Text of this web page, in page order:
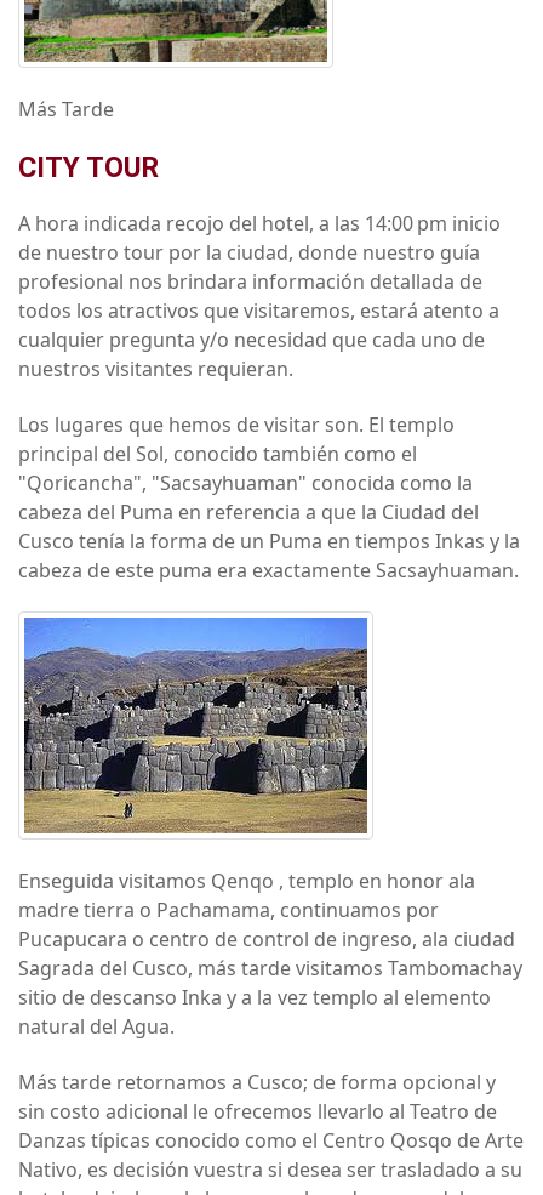
Más Tarde
CITY TOUR
A hora indicada recojo del hotel, a las 14:00 pm inicio
de nuestro tour por la ciudad, donde nuestro guía
profesional nos brindara información detallada de
todos los atractivos que visitaremos, estará atento a
cualquier pregunta y/o necesidad que cada uno de
nuestros visitantes requieran.
Los lugares que hemos de visitar son. El templo
principal del Sol, conocido también como el
"Qoricancha", "Sacsayhuaman" conocida como la
cabeza del Puma en referencia a que la Ciudad del
Cusco tenía la forma de un Puma en tiempos Inkas y la
cabeza de este puma era exactamente Sacsayhuaman.
Enseguida visitamos Qenqo , templo en honor ala
madre tierra o Pachamama, continuamos por
Pucapucara o centro de control de ingreso, ala ciudad
Sagrada del Cusco, más tarde visitamos Tambomachay
sitio de descanso Inka y a la vez templo al elemento
natural del Agua.
Más tarde retornamos a Cusco; de forma opcional y
sin costo adicional le ofrecemos llevarlo al Teatro de
Danzas típicas conocido como el Centro Qosqo de Arte
Nativo, es decisión vuestra si desea ser trasladado a su